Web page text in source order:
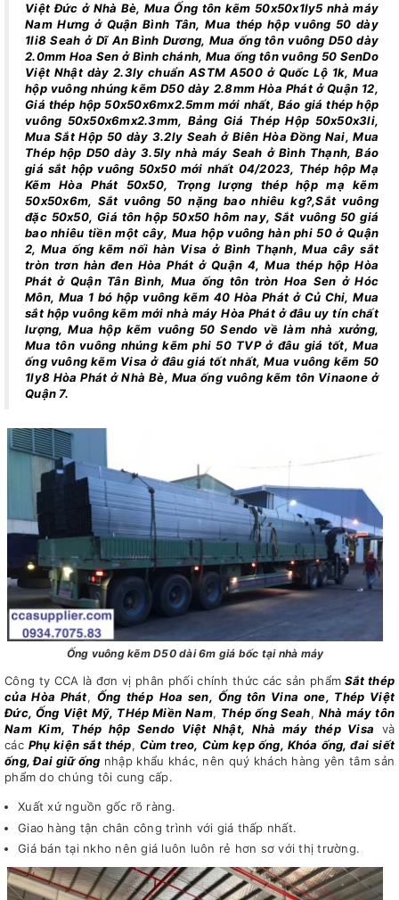
Việt Đức ở Nhà Bè, Mua Ống tôn kẽm 50x50x1ly5 nhà máy
Nam Hưng ở Quận Bình Tân, Mua thép hộp vuông 50 dày
1li8 Seah ở Dĩ An Bình Dương, Mua ống tôn vuông D50 dày
2.0mm Hoa Sen ở Bình chánh, Mua ống tôn vuông 50 SenDo
Việt Nhật dày 2.3ly chuẩn ASTM A500 ở Quốc Lộ 1k, Mua
hộp vuông nhúng kẽm D50 dày 2.8mm Hòa Phát ở Quận 12,
Giá thép hộp 50x50x6mx2.5mm mới nhất, Báo giá thép hộp
vuông 50x50x6mx2.3mm, Bảng Giá Thép Hộp 50x50x3li,
Mua Sắt Hộp 50 dày 3.2ly Seah ở Biên Hòa Đồng Nai, Mua
Thép hộp D50 dày 3.5ly nhà máy Seah ở Bình Thạnh, Báo
giá sắt hộp vuông 50x50 mới nhất 04/2023, Thép hộp Mạ
Kẽm Hòa Phát 50x50, Trọng lượng thép hộp mạ kẽm
50x50x6m, Sắt vuông 50 nặng bao nhiêu kg?,Sắt vuông
đặc 50x50, Giá tôn hộp 50x50 hôm nay, Sắt vuông 50 giá
bao nhiêu tiền một cây, Mua hộp vuông hàn phi 50 ở Quận
2, Mua ống kẽm nối hàn Visa ở Bình Thạnh, Mua cây sắt
tròn trơn hàn đen Hòa Phát ở Quận 4, Mua thép hộp Hòa
Phát ở Quận Tân Bình, Mua ống tôn tròn Hoa Sen ở Hóc
Môn, Mua 1 bó hộp vuông kẽm 40 Hòa Phát ở Củ Chi, Mua
sắt hộp vuông kẽm mới nhà máy Hòa Phát ở đâu uy tín chất
lượng, Mua hộp kẽm vuông 50 Sendo về làm nhà xưởng,
Mua tôn vuông nhúng kẽm phi 50 TVP ở đâu giá tốt, Mua
ống vuông kẽm Visa ở đâu giá tốt nhất, Mua vuông kẽm 50
1ly8 Hòa Phát ở Nhà Bè, Mua ống vuông kẽm tôn Vinaone ở
Quận 7.
Ống vuông kẽm D50 dài 6m giá bốc tại nhà máy
Công ty CCA là đơn vị phân phối chính thức các sản phẩm Sắt thép
của Hòa Phát, Ống thép Hoa sen, Ống tôn Vina one, Thép Việt
Đức, Ống Việt Mỹ, THép Miền Nam, Thép ống Seah, Nhà máy tôn
Nam Kim, Thép hộp Sendo Việt Nhật, Nhà máy thép Visa và
các Phụ kiện sắt thép, Cùm treo, Cùm kẹp ống, Khóa ống, đai siết
ống, Đai giữ ống nhập khẩu khác, nên quý khách hàng yên tâm sản
phẩm do chúng tôi cung cấp.
Xuất xứ nguồn gốc rõ ràng.
Giao hàng tận chân công trình với giá thấp nhất.
Giá bán tại nkho nên giá luôn luôn rẻ hơn sơ với thị trường.